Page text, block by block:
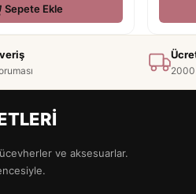
Sepete Ekle
2000
ve aksesuarlar.